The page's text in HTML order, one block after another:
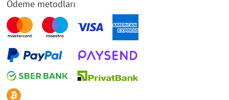
Ödeme metodları